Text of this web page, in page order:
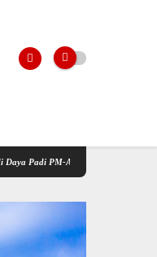
Kementerian Pertanian Gelar